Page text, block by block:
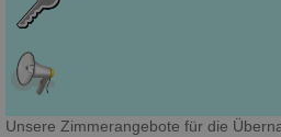
Unsere Zimmerangebote für die